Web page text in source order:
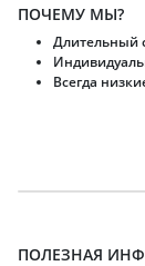
ПОЧЕМУ МЫ?
Длительный
Всегда
ПОЛЕЗНАЯ